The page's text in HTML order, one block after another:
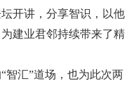
开讲，分享智识，以他
建业君邻持续带来了精
智汇”道场，也为此次两